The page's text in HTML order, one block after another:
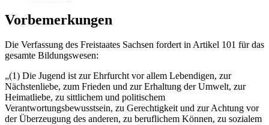
Vorbemerkungen
Die Verfassung des Freistaates Sachsen fordert in Artikel 101 für das
gesamte Bildungswesen:
„(1) Die Jugend ist zur Ehrfurcht vor allem Lebendigen, zur
Nächstenliebe, zum Frieden und zur Erhaltung der Umwelt, zur
Heimatliebe, zu sittlichem und politischem
Verantwortungsbewusstsein, zu Gerechtigkeit und zur Achtung vor
der Überzeugung des anderen, zu beruflichem Können, zu sozialem